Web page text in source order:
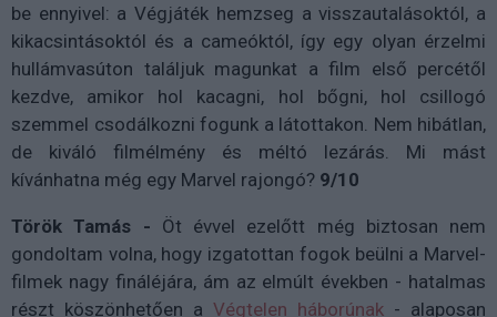
be ennyivel: a Végjáték hemzseg a visszautalásoktól, a
kikacsintásoktól és a cameóktól, így egy olyan érzelmi
hullámvasúton találjuk magunkat a film első percétől
kezdve, amikor hol kacagni, hol bőgni, hol csillogó
szemmel csodálkozni fogunk a látottakon. Nem hibátlan,
de kiváló filmélmény és méltó lezárás. Mi mást
kívánhatna még egy Marvel rajongó? 9/10
Török Tamás - Öt évvel ezelőtt még biztosan nem
gondoltam volna, hogy izgatottan fogok beülni a Marvel-
filmek nagy fináléjára, ám az elmúlt években - hatalmas
részt köszönhetően a Végtelen háborúnak - alaposan